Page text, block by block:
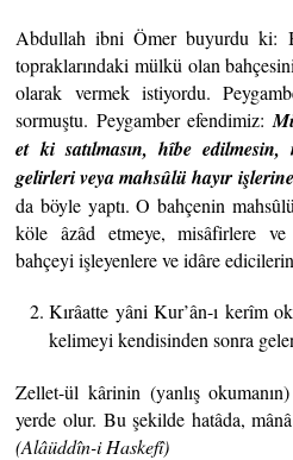
Abdullah ibni Ömer buyurdu ki:
topraklarındaki mülkü olan
olarak vermek istiyordu.
sormuştu. Peygamber efendimiz:
et ki satılmasın, hîbe edilmesin,
gelirleri veya mahsûlü hayır
da böyle yaptı. O bahçenin
köle âzâd etmeye, misâfirlere ve
bahçeyi işleyenlere ve idâre
Kırâatte yâni Kur’ân-ı kerîm
kelimeyi kendisinden sonra
Zellet-ül kârinin (yanlış
yerde olur. Bu şekilde hatâda,
(Alâüddîn-i Haskefî)